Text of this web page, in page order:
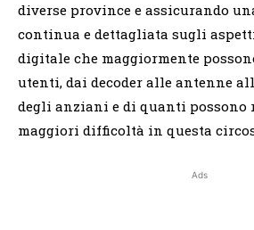
diverse province e assicurando
continua e dettagliata sugli
digitale che maggiormente
utenti, dai decoder alle antenne
degli anziani e di quanti possono
maggiori difficoltà in questa
Ads